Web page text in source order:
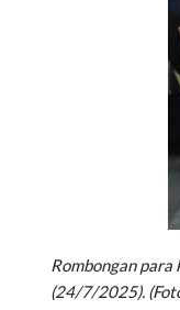
Rombongan
(24/7/2025).